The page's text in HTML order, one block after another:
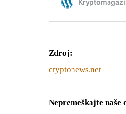
Zdroj:
cryptonews.net
Nepremeškajte naše